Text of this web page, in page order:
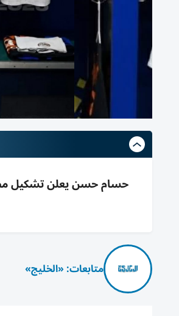
متابعات: «الخليج»